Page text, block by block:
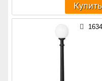
Купить